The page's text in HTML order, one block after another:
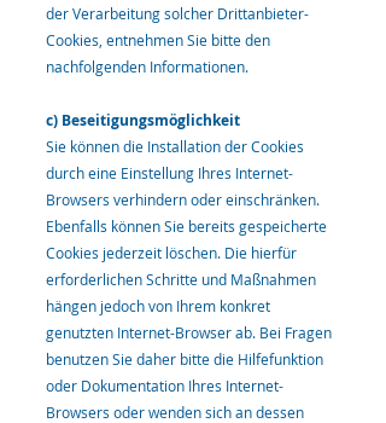
der Verarbeitung solcher Drittanbieter-
Cookies, entnehmen Sie bitte den
nachfolgenden Informationen.
c) Beseitigungsmöglichkeit
Sie können die Installation der Cookies
durch eine Einstellung Ihres Internet-
Browsers verhindern oder einschränken.
Ebenfalls können Sie bereits gespeicherte
Cookies jederzeit löschen. Die hierfür
erforderlichen Schritte und Maßnahmen
hängen jedoch von Ihrem konkret
genutzten Internet-Browser ab. Bei Fragen
benutzen Sie daher bitte die Hilfefunktion
oder Dokumentation Ihres Internet-
Browsers oder wenden sich an dessen